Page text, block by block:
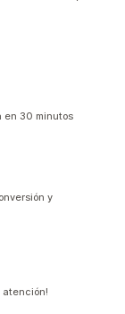
en 30 minutos
y
atención!